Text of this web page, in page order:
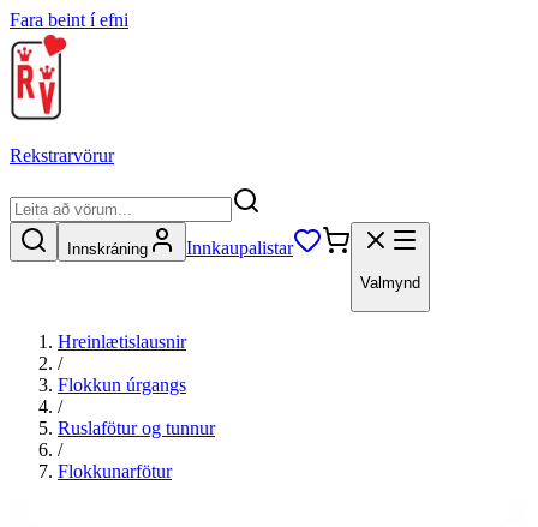
Fara beint í efni
Rekstrarvörur
Innskráning Innkaupalistar
Valmynd
Hreinlætislausnir
/
Flokkun úrgangs
/
Ruslafötur og tunnur
/
Flokkunarfötur